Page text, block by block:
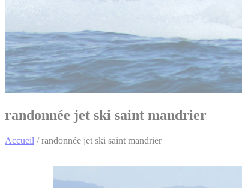
randonnée jet ski saint mandrier
Accueil /randonnée jet ski saint mandrier